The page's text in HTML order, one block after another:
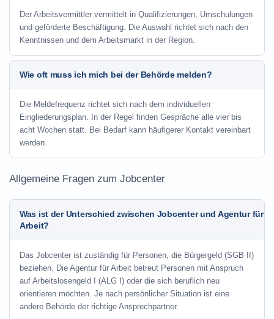
Der Arbeitsvermittler vermittelt in Qualifizierungen, Umschulungen
und geförderte Beschäftigung. Die Auswahl richtet sich nach den
Kenntnissen und dem Arbeitsmarkt in der Region.
Wie oft muss ich mich bei der Behörde melden?
Die Meldefrequenz richtet sich nach dem individuellen
Eingliederungsplan. In der Regel finden Gespräche alle vier bis
acht Wochen statt. Bei Bedarf kann häufigerer Kontakt vereinbart
werden.
Allgemeine Fragen zum Jobcenter
Was ist der Unterschied zwischen Jobcenter und Agentur für
Arbeit?
Das Jobcenter ist zuständig für Personen, die Bürgergeld (SGB II)
beziehen. Die Agentur für Arbeit betreut Personen mit Anspruch
auf Arbeitslosengeld I (ALG I) oder die sich beruflich neu
orientieren möchten. Je nach persönlicher Situation ist eine
andere Behörde der richtige Ansprechpartner.